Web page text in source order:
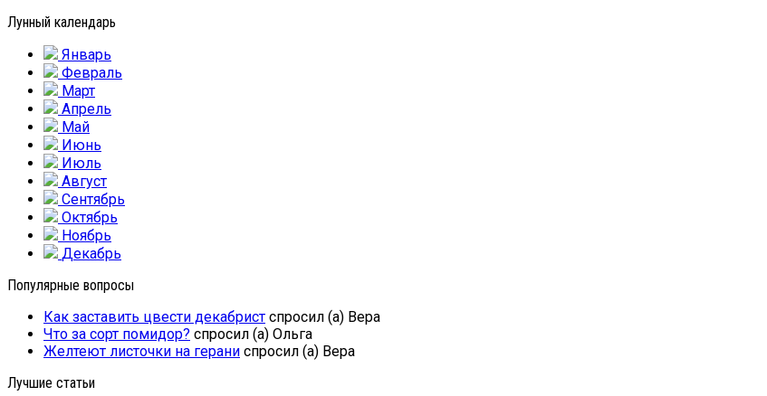
Лунный календарь
Январь
Февраль
Март
Апрель
Май
Июнь
Июль
Август
Сентябрь
Октябрь
Ноябрь
Декабрь
Популярные вопросы
Как заставить цвести декабрист спросил (а) Вера
Что за сорт помидор? спросил (а) Ольга
Желтеют листочки на герани спросил (а) Вера
Лучшие статьи